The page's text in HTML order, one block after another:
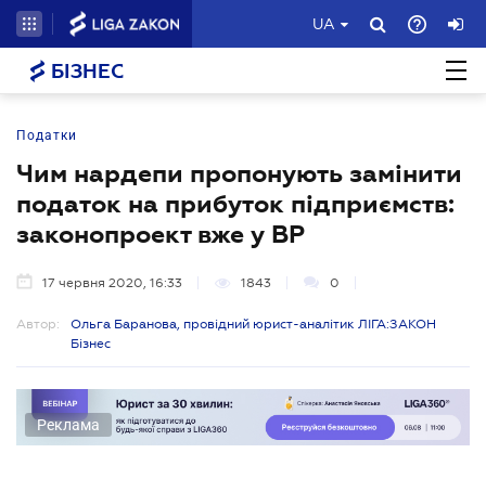
UA
БІЗНЕС
Податки
Чим нардепи пропонують замінити
податок на прибуток підприємств:
законопроект вже у ВР
17 червня 2020, 16:33 1843 0
Автор:
Ольга Баранова, провідний юрист-аналітик ЛІГА:ЗАКОН
Бізнес
Реклама